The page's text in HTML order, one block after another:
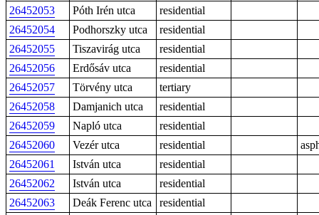
26452053
Póth Irén utca
residential
26452054
Podhorszky utca
residential
26452055
Tiszavirág utca
residential
26452056
Erdősáv utca
residential
26452057
Törvény utca
tertiary
26452058
Damjanich utca
residential
26452059
Napló utca
residential
26452060
Vezér utca residential
26452061
István utca
residential
26452062
István utca
residential
26452063
Deák Ferenc utca
residential